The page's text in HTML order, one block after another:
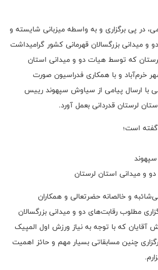
در پی برگزاری و به واسطه میزبانی شایسته و
میدانی بزرگسالان قهرمانی کشور گرامیداشت
لرستان که توسط هیات دو و میدانی استان
خرم‌آباد و با همکاری فدراسیون صورت
با ارسال پیامی از‌ سیاوش سپهوند رییس
لرستان قدردانی بعمل آورد.
است؛
و میدانی استان لرستان
و خالصانه حضرتعالی و همکاران
مطلوب رقابت‌های دو و میدانی بزرگسالان
آقایان که با توجه به نیاز ورزش اول المپیک
چنین مسابقاتی بسیار مهم و حائز اهمیت